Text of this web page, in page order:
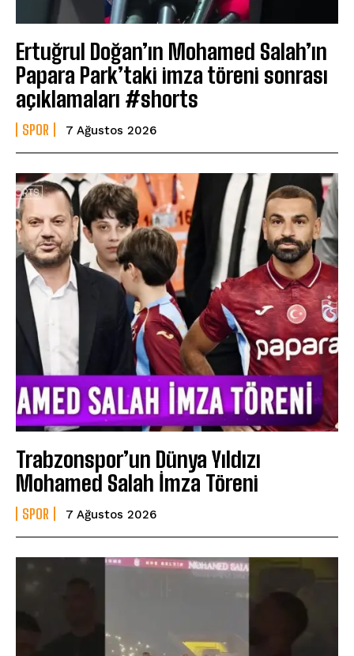
Ertuğrul Doğan’ın Mohamed Salah’ın
Papara Park’taki imza töreni sonrası
açıklamaları #shorts
SPOR 7 Ağustos 2026
Trabzonspor’un Dünya Yıldızı
Mohamed Salah İmza Töreni
SPOR 7 Ağustos 2026